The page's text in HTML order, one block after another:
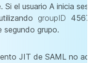
Si el usuario A inicia
groupID 4567,
segundo grupo.
JIT de SAML no